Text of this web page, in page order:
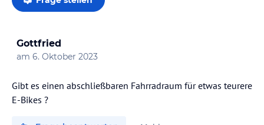
Gottfried
am 6. Oktober 2023
Gibt es einen abschließbaren Fahrradraum für etwas teurere
E-Bikes ?